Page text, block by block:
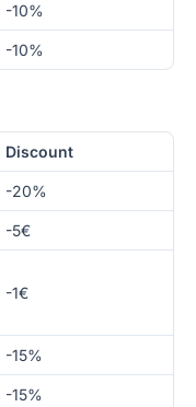
-10%
-10%
Discount
-20%
-5€
-1€
-15%
-15%